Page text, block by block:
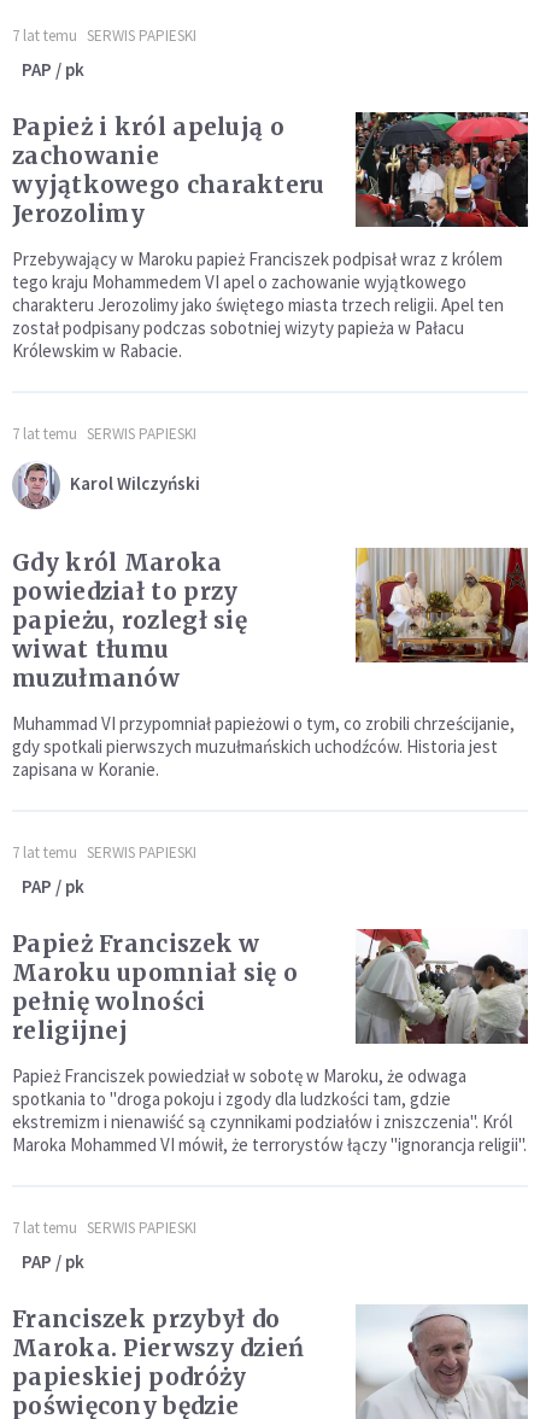
7 lat temu SERWIS PAPIESKI
PAP / pk
Papież i król apelują o
zachowanie
wyjątkowego charakteru
Jerozolimy
Przebywający w Maroku papież Franciszek podpisał wraz z królem
tego kraju Mohammedem VI apel o zachowanie wyjątkowego
charakteru Jerozolimy jako świętego miasta trzech religii. Apel ten
został podpisany podczas sobotniej wizyty papieża w Pałacu
Królewskim w Rabacie.
7 lat temu SERWIS PAPIESKI
Karol Wilczyński
Gdy król Maroka
powiedział to przy
papieżu, rozległ się
wiwat tłumu
muzułmanów
Muhammad VI przypomniał papieżowi o tym, co zrobili chrześcijanie,
gdy spotkali pierwszych muzułmańskich uchodźców. Historia jest
zapisana w Koranie.
7 lat temu SERWIS PAPIESKI
PAP / pk
Papież Franciszek w
Maroku upomniał się o
pełnię wolności
religijnej
Papież Franciszek powiedział w sobotę w Maroku, że odwaga
spotkania to "droga pokoju i zgody dla ludzkości tam, gdzie
ekstremizm i nienawiść są czynnikami podziałów i zniszczenia". Król
Maroka Mohammed VI mówił, że terrorystów łączy "ignorancja religii".
7 lat temu SERWIS PAPIESKI
PAP / pk
Franciszek przybył do
Maroka. Pierwszy dzień
papieskiej podróży
poświęcony będzie